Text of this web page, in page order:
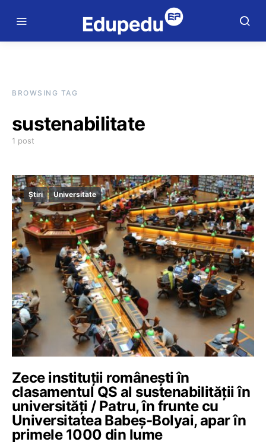
BROWSING TAG
sustenabilitate
1 post
Știri Universitate
Zece instituții românești în
clasamentul QS al sustenabilității în
universități / Patru, în frunte cu
Universitatea Babeș-Bolyai, apar în
primele 1000 din lume